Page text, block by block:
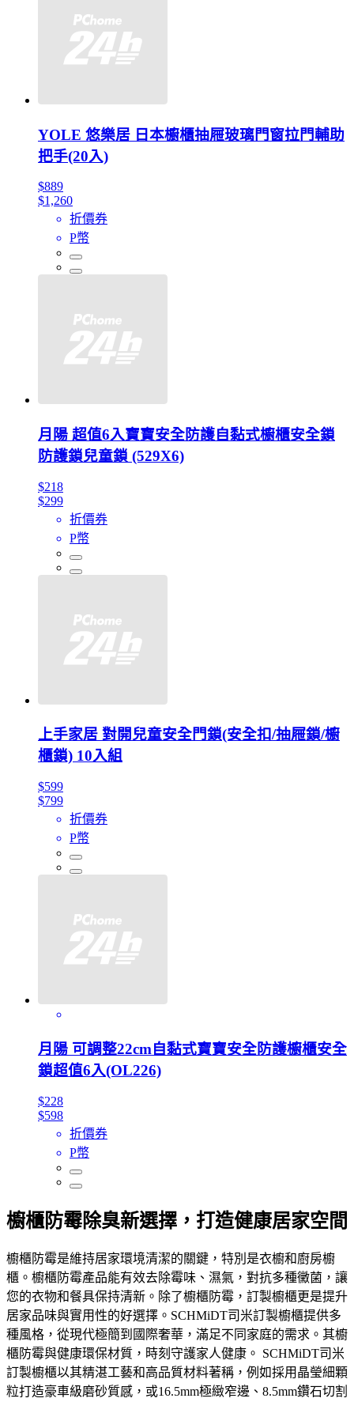
YOLE 悠樂居 日本櫥櫃抽屜玻璃門窗拉門輔助
把手(20入)
$889
$1,260
折價券
P幣
月陽 超值6入寶寶安全防護自黏式櫥櫃安全鎖
防護鎖兒童鎖 (529X6)
$218
$299
折價券
P幣
上手家居 對開兒童安全門鎖(安全扣/抽屜鎖/櫥
櫃鎖) 10入組
$599
$799
折價券
P幣
月陽 可調整22cm自黏式寶寶安全防護櫥櫃安全
鎖超值6入(OL226)
$228
$598
折價券
P幣
櫥櫃防霉除臭新選擇，打造健康居家空間
櫥櫃防霉是維持居家環境清潔的關鍵，特別是衣櫥和廚房櫥
櫃。櫥櫃防霉產品能有效去除霉味、濕氣，對抗多種黴菌，讓
您的衣物和餐具保持清新。除了櫥櫃防霉，訂製櫥櫃更是提升
居家品味與實用性的好選擇。SCHMiDT司米訂製櫥櫃提供多
種風格，從現代極簡到國際奢華，滿足不同家庭的需求。其櫥
櫃防霉與健康環保材質，時刻守護家人健康。 SCHMiDT司米
訂製櫥櫃以其精湛工藝和高品質材料著稱，例如採用晶瑩細顆
粒打造豪車級磨砂質感，或16.5mm極緻窄邊、8.5mm鑽石切割